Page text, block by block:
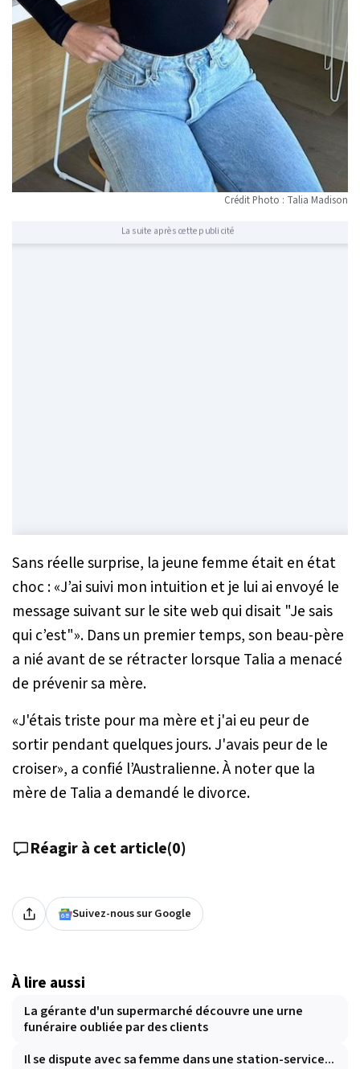
Crédit Photo : Talia Madison
La suite après cette publicité
Sans réelle surprise, la jeune femme était en état
choc : «J’ai suivi mon intuition et je lui ai envoyé le
message suivant sur le site web qui disait "Je sais
qui c’est"». Dans un premier temps, son beau-père
a nié avant de se rétracter lorsque Talia a menacé
de prévenir sa mère.
«J'étais triste pour ma mère et j'ai eu peur de
sortir pendant quelques jours. J'avais peur de le
croiser», a confié l’Australienne. À noter que la
mère de Talia a demandé le divorce.
Réagir à cet article(0)
Suivez-nous sur Google
À lire aussi
La gérante d'un supermarché découvre une urne
funéraire oubliée par des clients
Il se dispute avec sa femme dans une station-service...